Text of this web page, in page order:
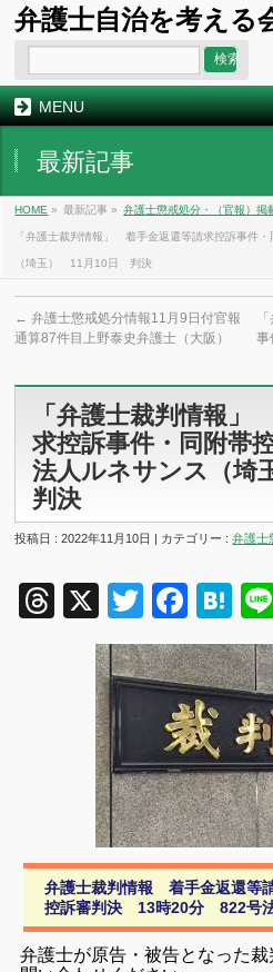
弁護士自治を考える
MENU
最新記事
HOME » 最新記事 » 弁護士懲戒処分・（官報）掲
「弁護士裁判情報」 着手金返還等請求控訴事件
（埼玉） 11月10日 判決
← 弁護士懲戒処分情報11月9日付官報
通算87件目上野泰史弁護士（大阪）
事
「弁護士裁判情報
求控訴事件・同附帯
法人ルネサンス（
判決
投稿日 : 2022年11月10日 | カテゴリー :弁護士
Threads
X Twitter
弁護士裁判情報 着手金返還等
控訴審判決 13時20分 822号
弁護士が原告・被告となっ